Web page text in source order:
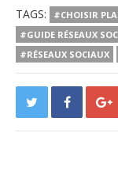
TAGS:
#CHOISIR
#GUIDE RÉSEAUX
#RÉSEAUX SOCIAUX